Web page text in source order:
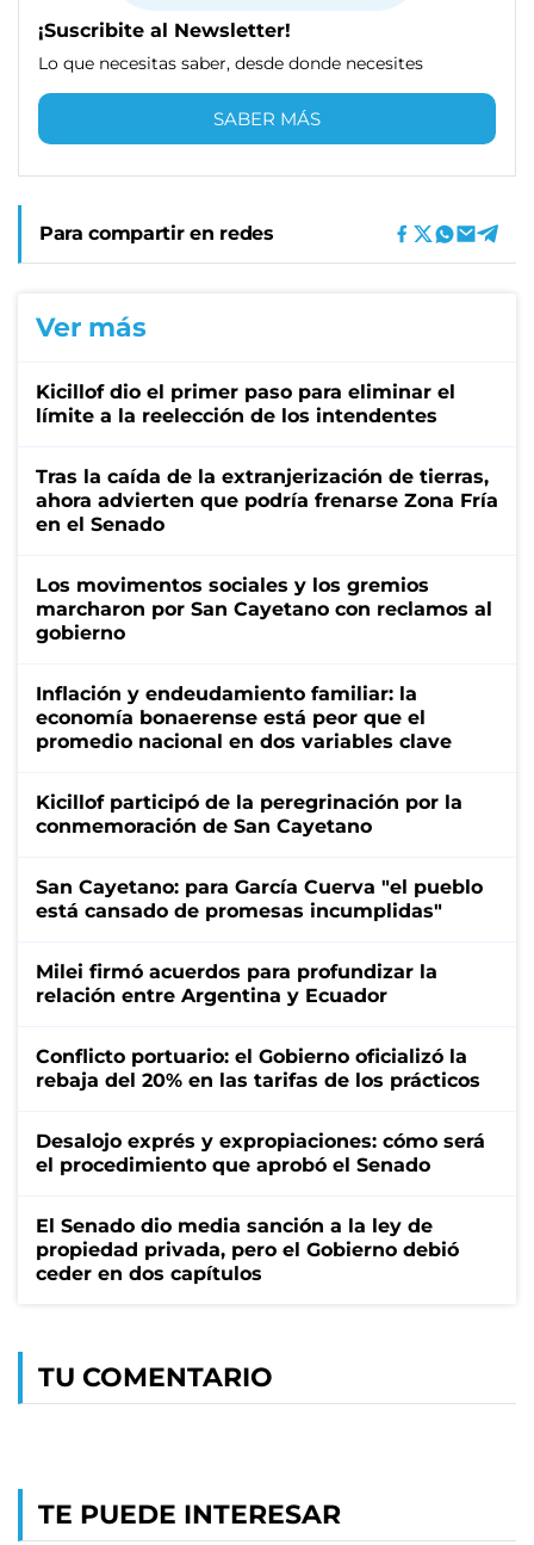
¡Suscribite al Newsletter!
Lo que necesitas saber, desde donde necesites
SABER MÁS
Para compartir en redes
Ver más
Kicillof dio el primer paso para eliminar el
límite a la reelección de los intendentes
Tras la caída de la extranjerización de tierras,
ahora advierten que podría frenarse Zona Fría
en el Senado
Los movimentos sociales y los gremios
marcharon por San Cayetano con reclamos al
gobierno
Inflación y endeudamiento familiar: la
economía bonaerense está peor que el
promedio nacional en dos variables clave
Kicillof participó de la peregrinación por la
conmemoración de San Cayetano
San Cayetano: para García Cuerva "el pueblo
está cansado de promesas incumplidas"
Milei firmó acuerdos para profundizar la
relación entre Argentina y Ecuador
Conflicto portuario: el Gobierno oficializó la
rebaja del 20% en las tarifas de los prácticos
Desalojo exprés y expropiaciones: cómo será
el procedimiento que aprobó el Senado
El Senado dio media sanción a la ley de
propiedad privada, pero el Gobierno debió
ceder en dos capítulos
TU COMENTARIO
TE PUEDE INTERESAR